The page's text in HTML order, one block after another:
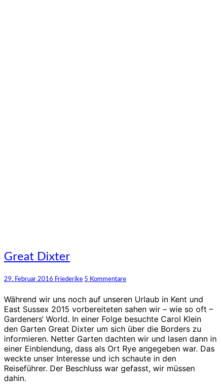
Great
Dixter
Great Dixter
29. Februar 2016 Friederike Kommentare
5 Kommentare
Während wir uns noch auf unseren Urlaub in Kent und
East Sussex 2015 vorbereiteten sahen wir – wie so oft –
Gardeners‘ World. In einer Folge besuchte Carol Klein
den Garten Great Dixter um sich über die Borders zu
informieren. Netter Garten dachten wir und lasen dann in
einer Einblendung, dass als Ort Rye angegeben war. Das
weckte unser Interesse und ich schaute in den
Reiseführer. Der Beschluss war gefasst, wir müssen
dahin.